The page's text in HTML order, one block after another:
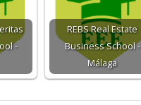
-
REBS Real Estate
Business School -
Málaga